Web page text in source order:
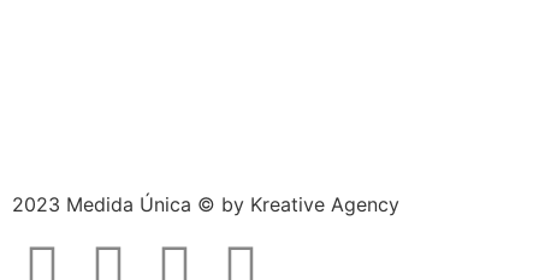
2023 Medida Única © by Kreative Agency